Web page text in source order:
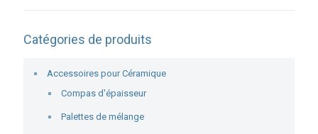
Catégories de produits
Accessoires pour Céramique
Compas d'épaisseur
Palettes de mélange